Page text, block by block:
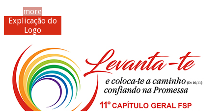
more
Explicação do
Logo